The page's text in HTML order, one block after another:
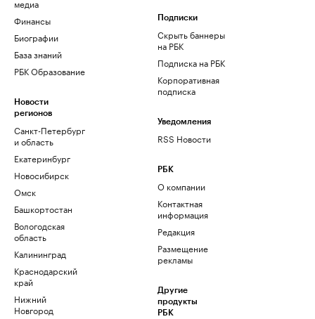
медиа
Финансы
Биографии
База знаний
РБК Образование
Новости
регионов
Санкт-Петербург
и область
Екатеринбург
Новосибирск
Омск
Башкортостан
Вологодская
область
Калининград
Краснодарский
край
Нижний
Новгород
Подписки
Скрыть баннеры
на РБК
Подписка на РБК
Корпоративная
подписка
Уведомления
RSS Новости
РБК
О компании
Контактная
информация
Редакция
Размещение
рекламы
Другие
продукты
РБК